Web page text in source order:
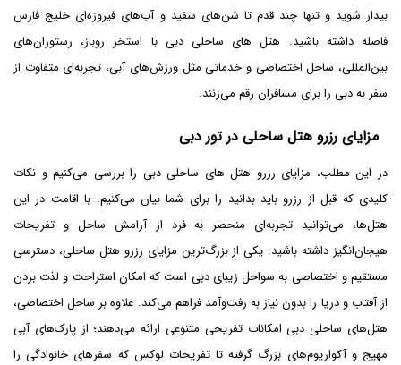
بیدار شوید و تنها چند قدم تا شن‌های سفید و آب‌های فیروزه‌ای خلیج فارس
فاصله داشته باشید. هتل های ساحلی دبی با استخر روباز، رستوران‌های
بین‌المللی، ساحل اختصاصی و خدماتی مثل ورزش‌های آبی، تجربه‌ای متفاوت از
سفر به دبی را برای مسافران رقم می‌زنند.
مزایای رزرو هتل ساحلی در تور دبی
در این مطلب، مزایای رزرو هتل‌ های ساحلی دبی را بررسی می‌کنیم و نکات
کلیدی که قبل از رزرو باید بدانید را برای شما بیان می‌کنیم. با اقامت در این
هتل‌ها، می‌توانید تجربه‌ای منحصر به فرد از آرامش ساحل و تفریحات
هیجان‌انگیز داشته باشید. یکی از بزرگ‌ترین مزایای رزرو هتل ساحلی، دسترسی
مستقیم و اختصاصی به سواحل زیبای دبی است که امکان استراحت و لذت بردن
از آفتاب و دریا را بدون نیاز به رفت‌وآمد فراهم می‌کند. علاوه بر ساحل اختصاصی،
هتل‌های ساحلی دبی امکانات تفریحی متنوعی ارائه می‌دهند؛ از پارک‌های آبی
مهیج و آکواریوم‌های بزرگ گرفته تا تفریحات لوکس که سفرهای خانوادگی را